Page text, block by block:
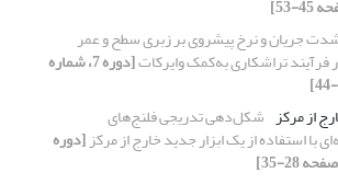
شدت جریان و نرخ پیشروی بر زبری سطح و عمر
تراشکاری به‌کمک وایرکات [دوره 7، شماره
از مرکز شکل‌دهی تدریجی فلنج‌های
با استفاده از یک ابزار جدید خارج از مرکز[دوره